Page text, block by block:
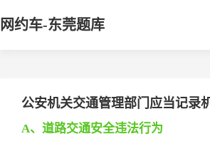
网约车-东莞题库
公安机关交通管理部门应当记录
A、道路交通安全违法行为